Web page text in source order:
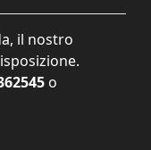
il nostro
o